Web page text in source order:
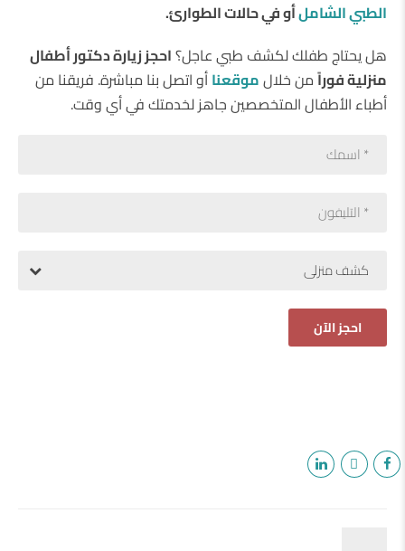
الطبي الشاملأو في حالات الطوارئ.
هل يحتاج طفلك لكشف طبي عاجل؟احجز زيارة دكتور أطفال
منزلية فوراًمن خلالموقعناأو اتصل بنا مباشرة. فريقنا من
أطباء الأطفال المتخصصين جاهز لخدمتك في أي وقت.
كشف منزلى